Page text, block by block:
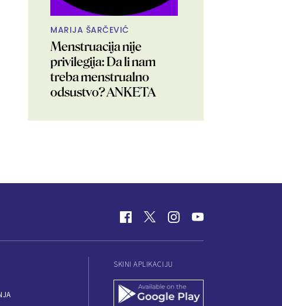
MARIJA ŠARČEVIĆ
Menstruacija nije
privilegija: Da li nam
treba menstrualno
odsustvo? ANKETA
SKINI APLIKACIJU